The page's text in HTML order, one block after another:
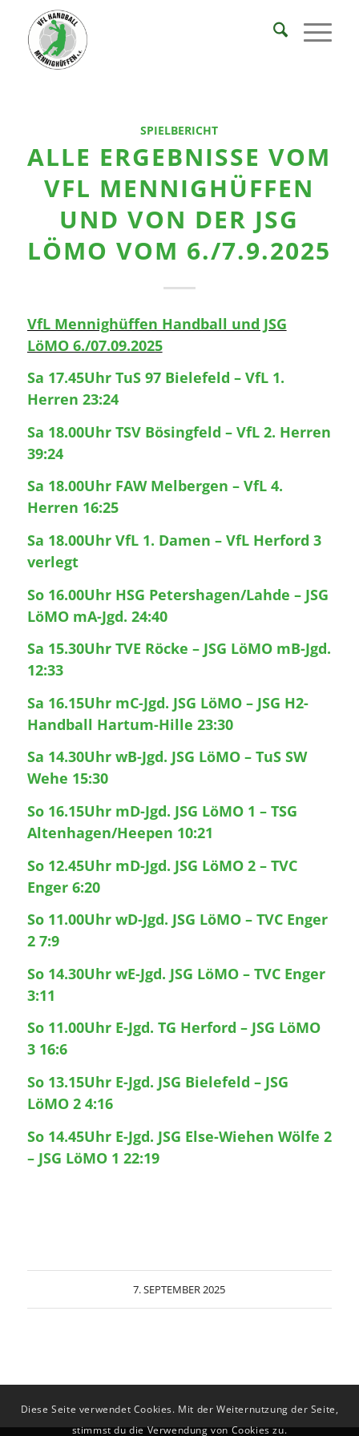
SPIELBERICHT
ALLE ERGEBNISSE VOM
VFL MENNIGHÜFFEN
UND VON DER JSG
LÖMO VOM 6./7.9.2025
VfL Mennighüffen Handball und JSG
LöMO 6./07.09.2025
Sa 17.45Uhr TuS 97 Bielefeld – VfL 1.
Herren 23:24
Sa 18.00Uhr TSV Bösingfeld – VfL 2. Herren
39:24
Sa 18.00Uhr FAW Melbergen – VfL 4.
Herren 16:25
Sa 18.00Uhr VfL 1. Damen – VfL Herford 3
verlegt
So 16.00Uhr HSG Petershagen/Lahde – JSG
LöMO mA-Jgd. 24:40
Sa 15.30Uhr TVE Röcke – JSG LöMO mB-Jgd.
12:33
Sa 16.15Uhr mC-Jgd. JSG LöMO – JSG H2-
Handball Hartum-Hille 23:30
Sa 14.30Uhr wB-Jgd. JSG LöMO – TuS SW
Wehe 15:30
So 16.15Uhr mD-Jgd. JSG LöMO 1 – TSG
Altenhagen/Heepen 10:21
So 12.45Uhr mD-Jgd. JSG LöMO 2 – TVC
Enger 6:20
So 11.00Uhr wD-Jgd. JSG LöMO – TVC Enger
2 7:9
So 14.30Uhr wE-Jgd. JSG LöMO – TVC Enger
3:11
So 11.00Uhr E-Jgd. TG Herford – JSG LöMO
3 16:6
So 13.15Uhr E-Jgd. JSG Bielefeld – JSG
LöMO 2 4:16
So 14.45Uhr E-Jgd. JSG Else-Wiehen Wölfe 2
– JSG LöMO 1 22:19
7. SEPTEMBER 2025
Diese Seite verwendet Cookies. Mit der Weiternutzung der Seite,
stimmst du die Verwendung von Cookies zu.